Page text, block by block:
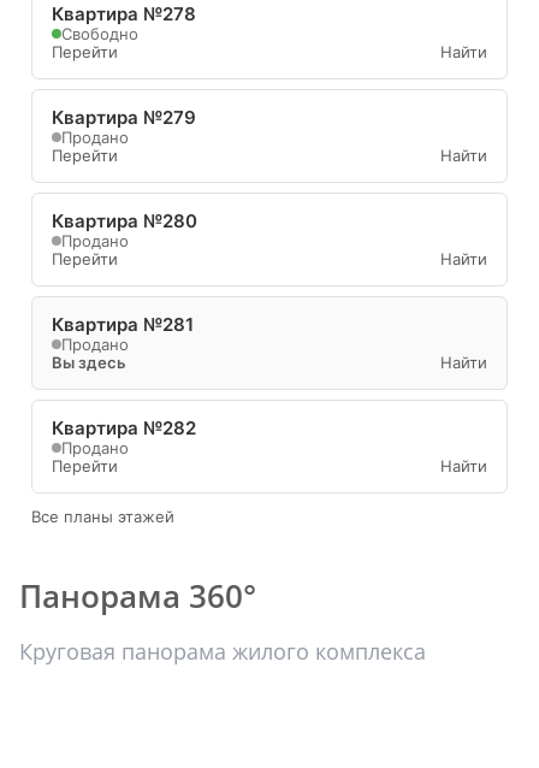
Квартира №278
Свободно
Перейти
Найти
Квартира №279
Продано
Перейти
Найти
Квартира №280
Продано
Перейти
Найти
Квартира №281
Продано
Вы здесь
Найти
Квартира №282
Продано
Перейти
Найти
Все планы этажей
Панорама 360°
Круговая панорама жилого комплекса